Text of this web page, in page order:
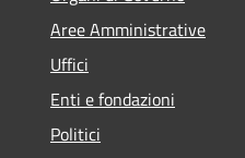
Aree Amministrative
Uffici
Enti e fondazioni
Politici